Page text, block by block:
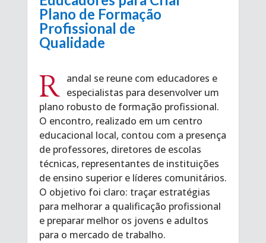
Plano de Formação
Profissional de
Qualidade
R andal se reune com educadores e
especialistas para desenvolver um
plano robusto de formação profissional.
O encontro, realizado em um centro
educacional local, contou com a presença
de professores, diretores de escolas
técnicas, representantes de instituições
de ensino superior e líderes comunitários.
O objetivo foi claro: traçar estratégias
para melhorar a qualificação profissional
e preparar melhor os jovens e adultos
para o mercado de trabalho.